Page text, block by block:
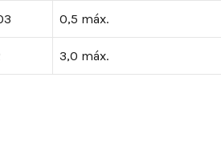
0,5 máx.
3,0 máx.